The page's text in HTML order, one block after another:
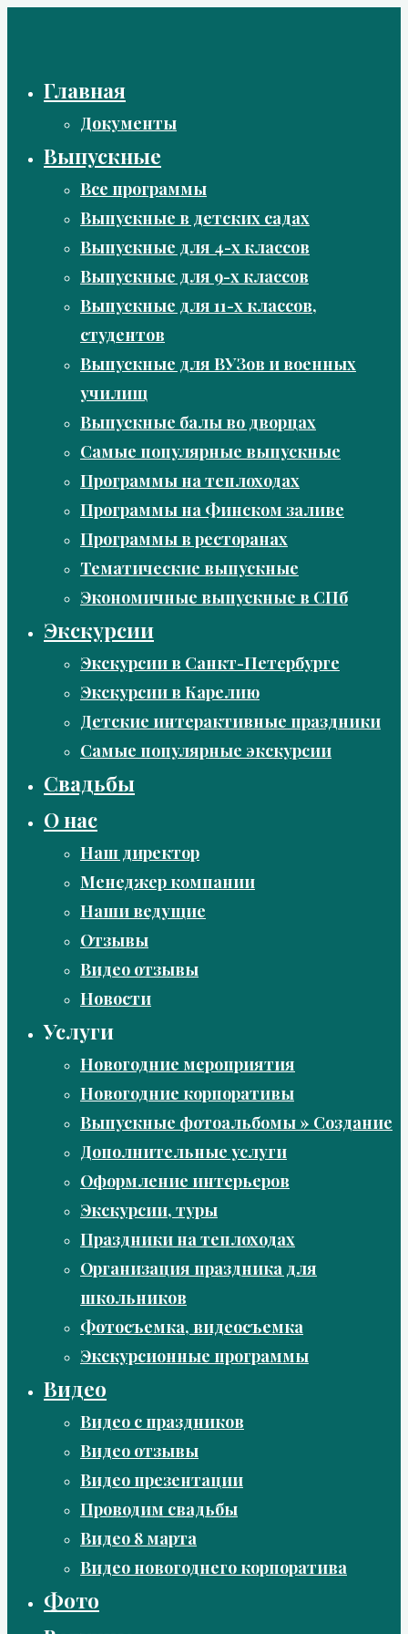
Главная
Документы
Выпускные
Все программы
Выпускные в детских садах
Выпускные для 4-х классов
Выпускные для 9-х классов
Выпускные для 11-х классов,
студентов
Выпускные для ВУЗов и военных
училищ
Выпускные балы во дворцах
Самые популярные выпускные
Программы на теплоходах
Программы на Финском заливе
Программы в ресторанах
Тематические выпускные
Экономичные выпускные в СПб
Экскурсии
Экскурсии в Санкт-Петербурге
Экскурсии в Карелию
Детские интерактивные праздники
Самые популярные экскурсии
Свадьбы
О нас
Наш директор
Менеджер компании
Наши ведущие
Отзывы
Видео отзывы
Новости
Услуги
Новогодние мероприятия
Новогодние корпоративы
Выпускные фотоальбомы » Создание
Дополнительные услуги
Оформление интерьеров
Экскурсии, туры
Праздники на теплоходах
Организация праздника для
школьников
Фотосъемка, видеосъемка
Экскурсионные программы
Видео
Видео с праздников
Видео отзывы
Видео презентации
Проводим свадьбы
Видео 8 марта
Видео новогоднего корпоратива
Фото